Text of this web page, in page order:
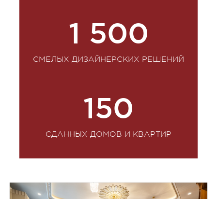
1 500
СМЕЛЫХ ДИЗАЙНЕРСКИХ РЕШЕНИЙ
150
СДАННЫХ ДОМОВ И КВАРТИР